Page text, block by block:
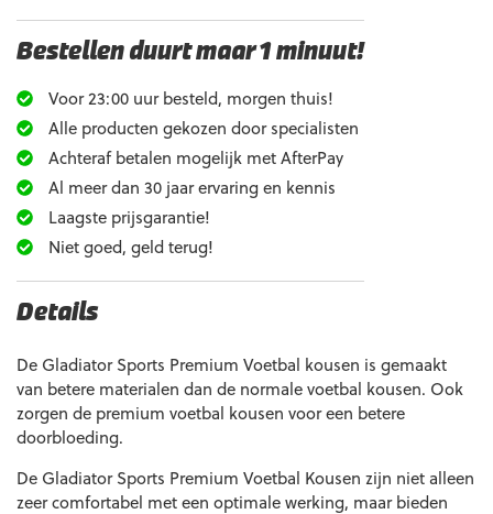
Bestellen duurt maar 1 minuut!
Voor 23:00 uur besteld, morgen thuis!
Alle producten gekozen door specialisten
Achteraf betalen mogelijk met AfterPay
Al meer dan 30 jaar ervaring en kennis
Laagste prijsgarantie!
Niet goed, geld terug!
Details
De Gladiator Sports Premium Voetbal kousen is gemaakt
van betere materialen dan de normale voetbal kousen. Ook
zorgen de premium voetbal kousen voor een betere
doorbloeding.
De Gladiator Sports Premium Voetbal Kousen zijn niet alleen
zeer comfortabel met een optimale werking, maar bieden